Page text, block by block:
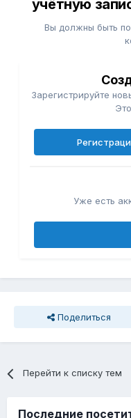
учётную
Вы должны быть
Зарегистрируйте
Уже есть
Поделиться
Перейти к списку тем
Последние